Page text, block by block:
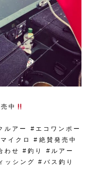
中
アー #エコワンポー
イクロ #絶賛発売中
わせ #釣り #ルアー
ッシング #バス釣り